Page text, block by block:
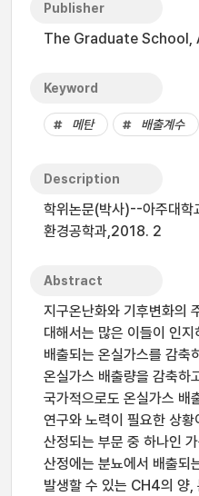
Publisher
The Graduate School,
Keyword
메탄 배출계수
Description
학위논문(박사)--아주대학
환경공학과,2018. 2
Abstract
지구온난화와 기후변화의
대해서는 많은 이들이 인
배출되는 온실가스를 감축
온실가스 배출량을 감축하
국가적으로도 온실가스 배
연구와 노력이 필요한 상황
산정되는 부문 중 하나인
산정에는 분뇨에서 배출되
발생할 수 있는 CH4의 양,